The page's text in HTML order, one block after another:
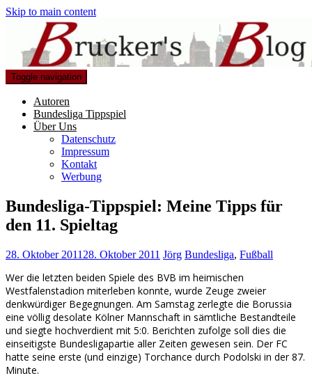
Skip to main content
Toggle navigation
Autoren
Bundesliga Tippspiel
Über Uns
Datenschutz
Impressum
Kontakt
Werbung
Bundesliga-Tippspiel: Meine Tipps für
den 11. Spieltag
28. Oktober 2011 28. Oktober 2011 Jörg Bundesliga, Fußball
Wer die letzten beiden Spiele des BVB im heimischen
Westfalenstadion miterleben konnte, wurde Zeuge zweier
denkwürdiger Begegnungen. Am Samstag zerlegte die Borussia
eine völlig desolate Kölner Mannschaft in sämtliche Bestandteile
und siegte hochverdient mit 5:0. Berichten zufolge soll dies die
einseitigste Bundesligapartie aller Zeiten gewesen sein. Der FC
hatte seine erste (und einzige) Torchance durch Podolski in der 87.
Minute.